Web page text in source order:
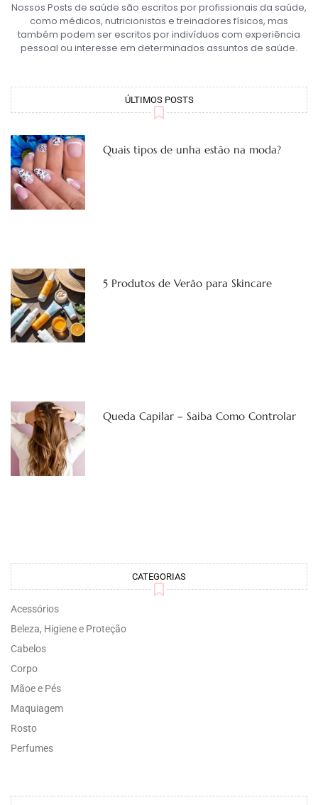
Nossos Posts de saúde são escritos por profissionais da saúde,
como médicos, nutricionistas e treinadores físicos, mas
também podem ser escritos por indivíduos com experiência
pessoal ou interesse em determinados assuntos de saúde.
ÚLTIMOS POSTS
Quais tipos de unha estão na moda?
5 Produtos de Verão para Skincare
Queda Capilar – Saiba Como Controlar
CATEGORIAS
Acessórios
Beleza, Higiene e Proteção
Cabelos
Corpo
Mãoe e Pés
Maquiagem
Rosto
Perfumes